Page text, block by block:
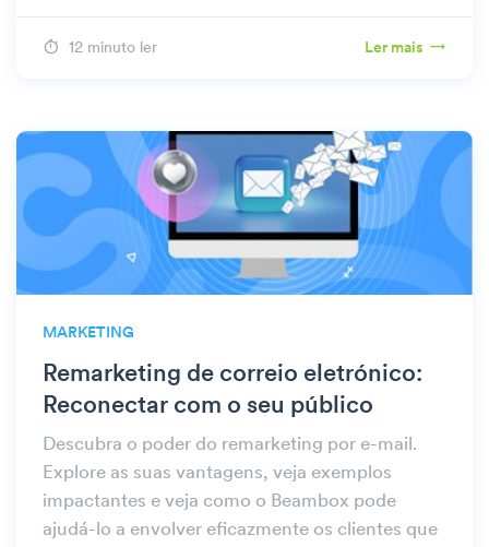
12 minuto ler Ler mais
MARKETING
Remarketing de correio eletrónico:
Reconectar com o seu público
Descubra o poder do remarketing por e-mail.
Explore as suas vantagens, veja exemplos
impactantes e veja como o Beambox pode
ajudá-lo a envolver eficazmente os clientes que